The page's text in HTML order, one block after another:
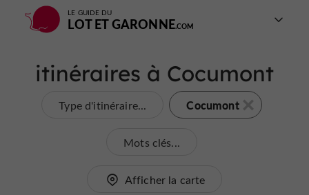
LE GUIDE DU
LOT ET GARONNE
itinéraires à Cocumont
Type d'itinéraire... Cocumont
Mots clés...
Afficher la carte